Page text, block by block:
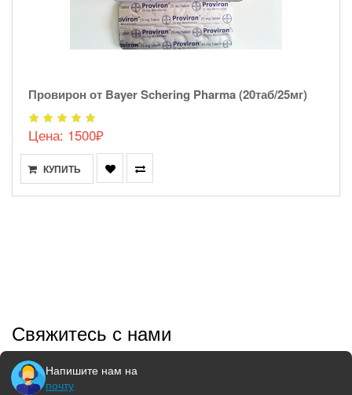
Провирон от Bayer Schering Pharma (20таб/25мг)
Цена: 1500₽
КУПИТЬ
Свяжитесь с нами
Напишите нам на
почту